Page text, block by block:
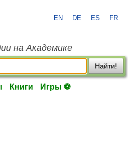
EN DE ES FR
на Академике
Найти!
Книги Игры ⚽